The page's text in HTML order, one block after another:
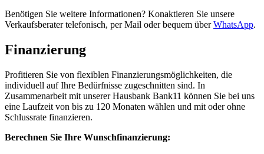
Benötigen Sie weitere Informationen? Konaktieren Sie unsere
Verkaufsberater telefonisch, per Mail oder bequem überWhatsApp.
Finanzierung
Profitieren Sie von flexiblen Finanzierungsmöglichkeiten, die
individuell auf Ihre Bedürfnisse zugeschnitten sind. In
Zusammenarbeit mit unserer Hausbank Bank11 können Sie bei uns
eine Laufzeit von bis zu 120 Monaten wählen und mit oder ohne
Schlussrate finanzieren.
Berechnen Sie Ihre Wunschfinanzierung: